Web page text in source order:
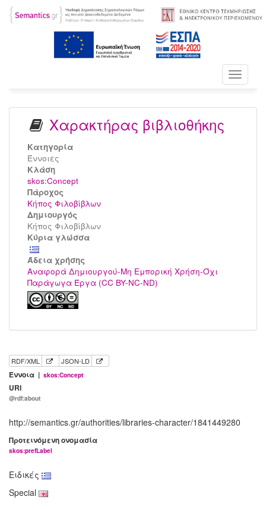
Toggle
Χαρακτήρας βιβλιοθήκης
Κατηγορία
Έννοιες
Kλάση
skos:Concept
Πάροχος
Κήπος Φιλοβίβλων
Δημιουργός
Κήπος Φιλοβίβλων
Κύρια γλώσσα
Άδεια χρήσης
Αναφορά Δημιουργού-Μη Εμπορική Χρήση-Όχι
Παράγωγα Έργα (CC BY-NC-ND)
RDF/XML JSON-LD
Έννοια | skos:Concept
URI
@rdf:about
http://semantics.gr/authorities/libraries-character/1841449280
Προτεινόμενη ονομασία
skos:prefLabel
Ειδικές
Special